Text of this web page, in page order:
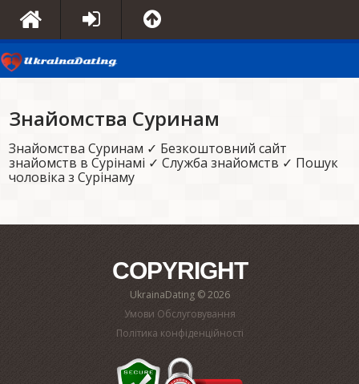
Знайомства Суринам
Знайомства Суринам ✓ Безкоштовний сайт
знайомств в Сурінамі ✓ Служба знайомств ✓ Пошук
чоловіка з Сурінаму
COPYRIGHT
UkrainaDating © 2026
Умови Обслуговування
Політика конфіденційності